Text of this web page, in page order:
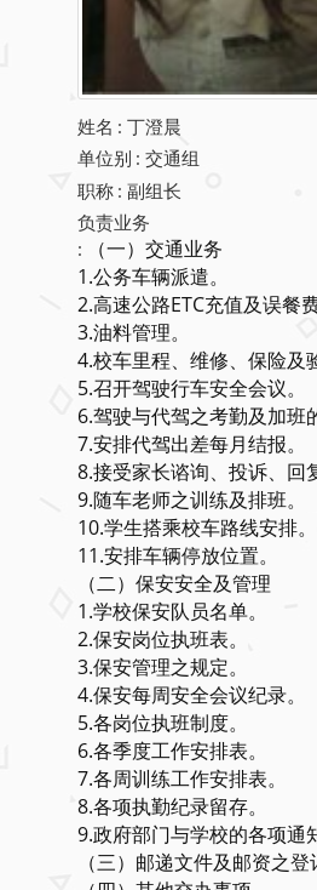
姓名 : 丁澄晨
单位别 : 交通组
职称 : 副组长
负责业务
:
（一）交通业务
1.公务车辆派遣。
2.高速公路ETC充值及误餐
3.油料管理。
4.校车里程、维修、保险及
5.召开驾驶行车安全会议。
6.驾驶与代驾之考勤及加班
7.安排代驾出差每月结报。
8.接受家长谘询、投诉、回
9.随车老师之训练及排班。
10.学生搭乘校车路线安排。
11.安排车辆停放位置。
（二）保安安全及管理
1.学校保安队员名单。
2.保安岗位执班表。
3.保安管理之规定。
4.保安每周安全会议纪录。
5.各岗位执班制度。
6.各季度工作安排表。
7.各周训练工作安排表。
8.各项执勤纪录留存。
9.政府部门与学校的各项通
（三）邮递文件及邮资之